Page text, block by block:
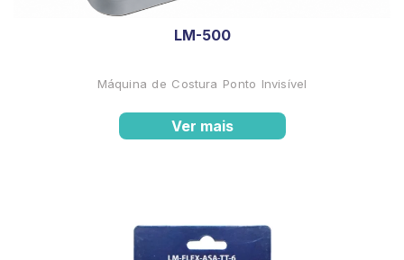
LM-500
Máquina de Costura Ponto Invisível
Ver mais